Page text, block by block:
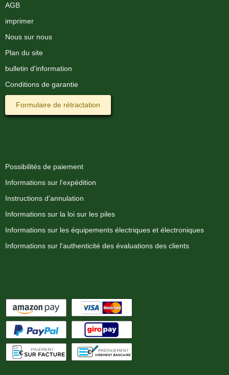
AGB
imprimer
Nous sur nous
Plan du site
bulletin d'information
Conditions de garantie
Formulaire de rétractation
Possibilités de paiement
Informations sur l'expédition
Instructions d'annulation
Informations sur la loi sur les piles
Informations sur les équipements électriques et électroniques
Informations sur l'authenticité des évaluations des clients